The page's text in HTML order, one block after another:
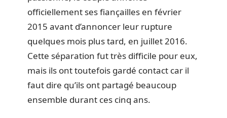
officiellement ses fiançailles en février
2015 avant d’annoncer leur rupture
quelques mois plus tard, en juillet 2016.
Cette séparation fut très difficile pour eux,
mais ils ont toutefois gardé contact car il
faut dire qu’ils ont partagé beaucoup
ensemble durant ces cinq ans.